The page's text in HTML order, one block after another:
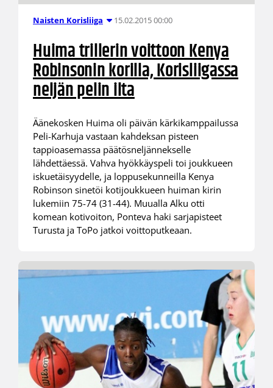
Naisten Korisliiga 15.02.2015 00:00
Huima trillerin voittoon Kenya
Robinsonin korilla, Korisliigassa
neljän pelin ilta
Äänekosken Huima oli päivän kärkikamppailussa
Peli-Karhuja vastaan kahdeksan pisteen
tappioasemassa päätösneljännekselle
lähdettäessä. Vahva hyökkäyspeli toi joukkueen
iskuetäisyydelle, ja loppusekunneilla Kenya
Robinson sinetöi kotijoukkueen huiman kirin
lukemiin 75-74 (31-44). Muualla Alku otti
komean kotivoiton, Ponteva haki sarjapisteet
Turusta ja ToPo jatkoi voittoputkeaan.